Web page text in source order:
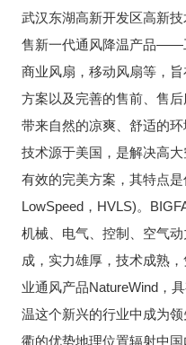
武汉东湖高新开发区高新
售新一代通风降温产品——
商业风扇，移动风扇等，
方案以及完善的售前、售
带来自然的凉爽、舒适的
技术源于美国，是解决高
有效的完美方案，其特点
LowSpeed，HVLS)。
机械、电气、控制、空气
成，实力雄厚，技术成熟
业通风产品NatureWind，
温这个新兴的行业中成为
衢的优势地理位置辐射中